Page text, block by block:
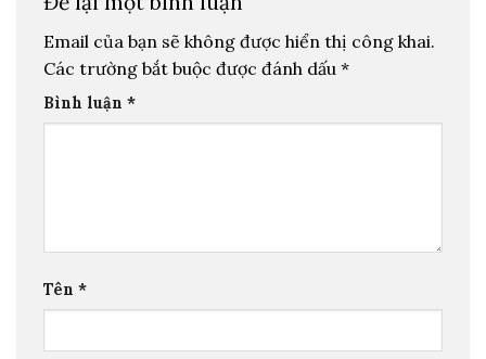
Email của bạn sẽ không được hiển thị công khai.
Các trường bắt buộc được đánh dấu *
Bình luận *
Tên *